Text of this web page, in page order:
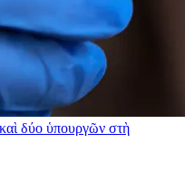
δύο ὑπουργῶν στὴ